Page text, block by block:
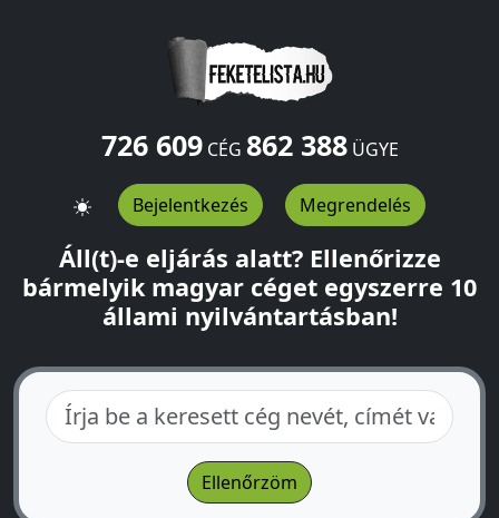
726 609CÉG 862 388ÜGYE
Bejelentkezés Megrendelés
Áll(t)-e eljárás alatt? Ellenőrizze
bármelyik magyar céget egyszerre 10
állami nyilvántartásban!